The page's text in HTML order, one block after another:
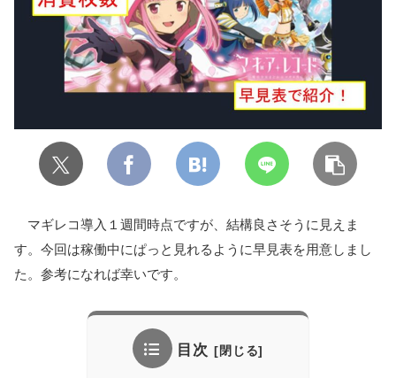
マギレコ導入１週間時点ですが、結構良さそうに見えま
す。今回は稼働中にぱっと見れるように早見表を用意しまし
た。参考になれば幸いです。
目次